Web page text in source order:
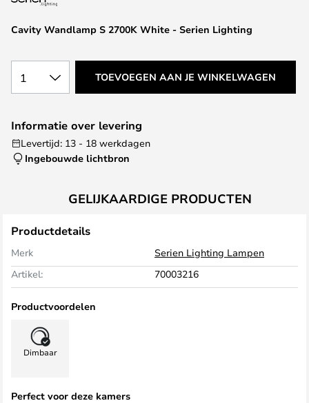
afbeeldingen-
gallerij
Cavity Wandlamp S 2700K White - Serien Lighting
1 TOEVOEGEN AAN JE WINKELWAGEN
Informatie over levering
Levertijd: 13 - 18 werkdagen
Ingebouwde lichtbron
GELIJKAARDIGE PRODUCTEN
Productdetails
Merk
Serien Lighting Lampen
Artikel:
70003216
Productvoordelen
Dimbaar
Perfect voor deze kamers